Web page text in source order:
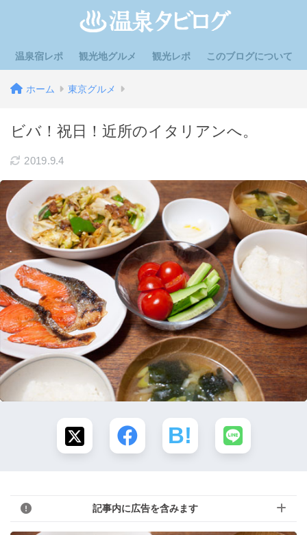
温泉宿レポ 観光地グルメ 観光レポ このブログについて
ホーム 東京グルメ
ビバ！祝日！近所のイタリアンへ。
2019.9.4
記事内に広告を含みます